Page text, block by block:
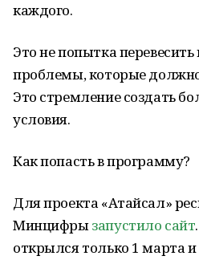
каждого.
Это не попытка
проблемы, которые
Это стремление создать
условия.
Как попасть в программу?
Для проекта «Атайсал»
Минцифрызапустило сайт
открылся только 1 марта